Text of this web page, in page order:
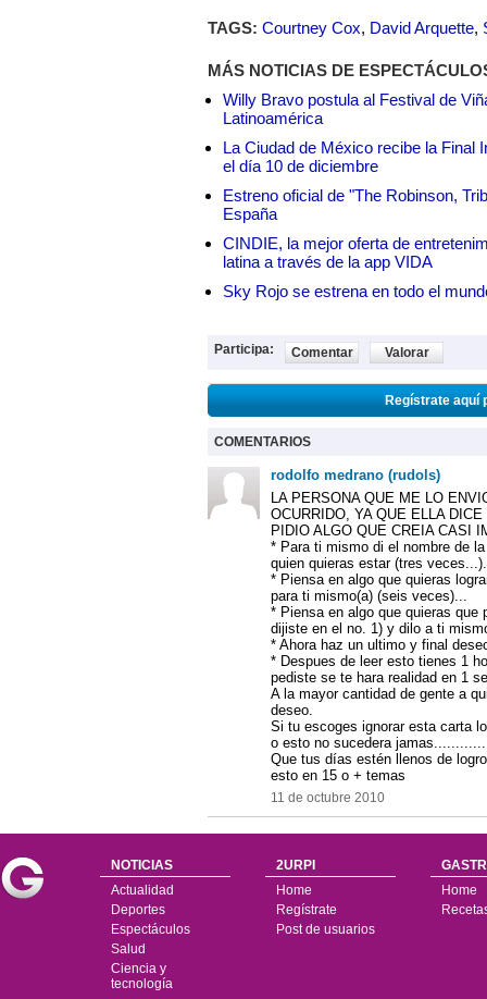
TAGS: Courtney Cox, David Arquette,
MÁS NOTICIAS DE
Willy Bravo postula al Festival de
Latinoamérica
La Ciudad de México recibe la Final
el día 10 de diciembre
Estreno oficial de "The Robinson,
España
CINDIE, la mejor oferta de
latina a través de la app VIDA
Sky Rojo se estrena en todo el
Participa: Comentar Valorar
Regístrate aquí
COMENTARIOS
rodolfo medrano (rudols)
LA PERSONA QUE ME LO
OCURRIDO, YA QUE ELLA
PIDIO ALGO QUE CREIA CASI
* Para ti mismo di el nombre de
quien quieras estar (tres
* Piensa en algo que quieras
para ti mismo(a) (seis veces)...
* Piensa en algo que quieras que
dijiste en el no. 1) y dilo a ti
* Ahora haz un ultimo y final
* Despues de leer esto tienes 1
pediste se te hara realidad en 1
A la mayor cantidad de gente a
deseo.
Si tu escoges ignorar esta carta
o esto no sucedera
Que tus días estén llenos de
esto en 15 o + temas
11 de octubre 2010
NOTICIAS
Actualidad
Deportes
Espectáculos
Salud
Ciencia y
tecnología
2URPI
Home
Regístrate
Post de usuarios
Home